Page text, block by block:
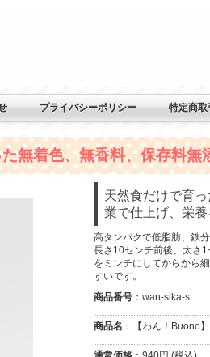
プライバシーポリシー 特定商取
無着色、無香料、保存料無
天然食だけで育
業で仕上げ、栄養
高タンパクで低脂肪、鉄
長さ10センチ前後、太さ
をミンチにしてからから
すいです。
商品番号 ：wan-sika-s
商品名 ：【わん！Buono